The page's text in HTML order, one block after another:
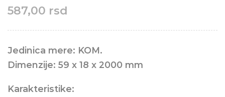
587,00 rsd
Jedinica mere: KOM.
Dimenzije: 59 x 18 x 2000 mm
Karakteristike: